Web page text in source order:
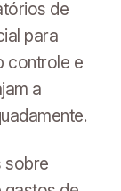
de
para
controle e
a
sobre